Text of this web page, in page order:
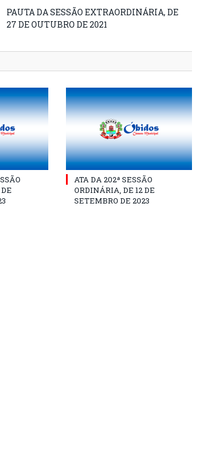
PAUTA DA SESSÃO EXTRAORDINÁRIA, DE
27 DE OUTUBRO DE 2021
ATA DA 202ª SESSÃO
ORDINÁRIA, DE 12 DE
SETEMBRO DE 2023